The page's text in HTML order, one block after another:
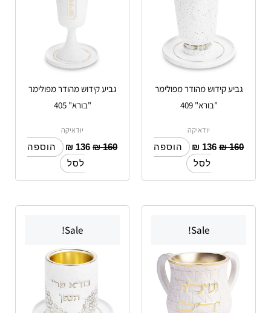
גביע קידוש מהודר מפולימר
"בורא" 409
יודאיקה
₪160
₪ 136
הוספה
לסל
גביע קידוש מהודר מפולימר
"בורא" 405
יודאיקה
₪160
₪ 136
הוספה
לסל
Sale!
Sale!